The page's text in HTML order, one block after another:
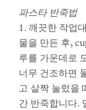
파스타 반죽법
1. 깨끗한 작업
물을 만든 후,
루를 가운데로
너무 건조하면
고 살짝 눌렀을
간 반죽합니다.